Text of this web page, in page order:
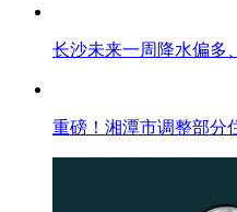
长沙未来一周降水偏多
重磅！湘潭市调整部分